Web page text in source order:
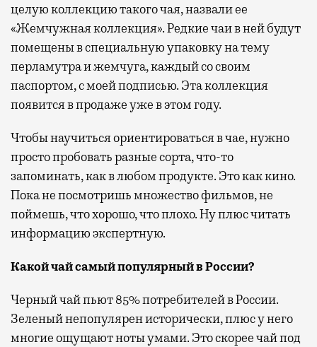
целую коллекцию такого чая, назвали ее
«Жемчужная коллекция». Редкие чаи в ней будут
помещены в специальную упаковку на тему
перламутра и жемчуга, каждый со своим
паспортом, с моей подписью. Эта коллекция
появится в продаже уже в этом году.
Чтобы научиться ориентироваться в чае, нужно
просто пробовать разные сорта, что-то
запоминать, как в любом продукте. Это как кино.
Пока не посмотришь множество фильмов, не
поймешь, что хорошо, что плохо. Ну плюс читать
информацию экспертную.
Какой чай самый популярный в России?
Черный чай пьют 85% потребителей в России.
Зеленый непопулярен исторически, плюс у него
многие ощущают ноты умами. Это скорее чай под